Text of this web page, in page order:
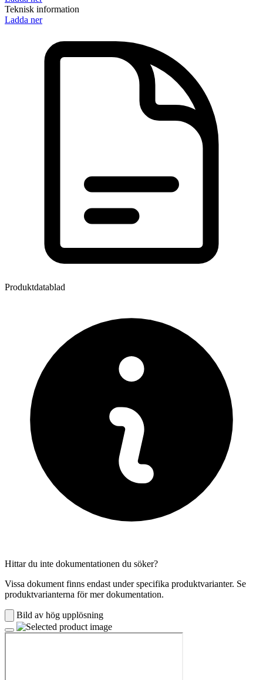
Teknisk information
Ladda ner
Produktdatablad
Hittar du inte dokumentationen du söker?
Vissa dokument finns endast under specifika produktvarianter. Se
produktvarianterna för mer dokumentation.
Bild av hög upplösning